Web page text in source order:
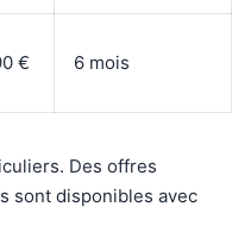
€ 6 mois
Des offres
sont disponibles avec